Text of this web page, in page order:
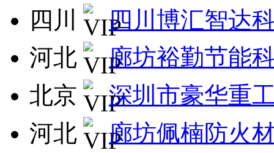
四川
四川博汇智达
河北
廊坊裕勤节能
北京
深圳市豪华重
河北
廊坊佩楠防火